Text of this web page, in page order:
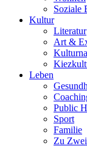
Soziale
Kultur
Literatur
Art &
Leben
Public
Sport
Familie
Zu